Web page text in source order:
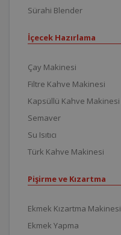
Sürahi Blender
İçecek Hazırlama
Çay Makinesi
Filtre Kahve Makinesi
Kapsüllü Kahve Makinesi
Semaver
Su Isıtıcı
Türk Kahve Makinesi
Pişirme ve Kızartma
Ekmek Kızartma Makinesi
Ekmek Yapma